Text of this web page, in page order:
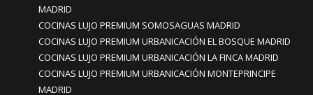
MADRID
COCINAS LUJO PREMIUM SOMOSAGUAS MADRID
COCINAS LUJO PREMIUM URBANICACIÓN EL BOSQUE MADRID
COCINAS LUJO PREMIUM URBANICACIÓN LA FINCA MADRID
COCINAS LUJO PREMIUM URBANICACIÓN MONTEPRINCIPE
MADRID